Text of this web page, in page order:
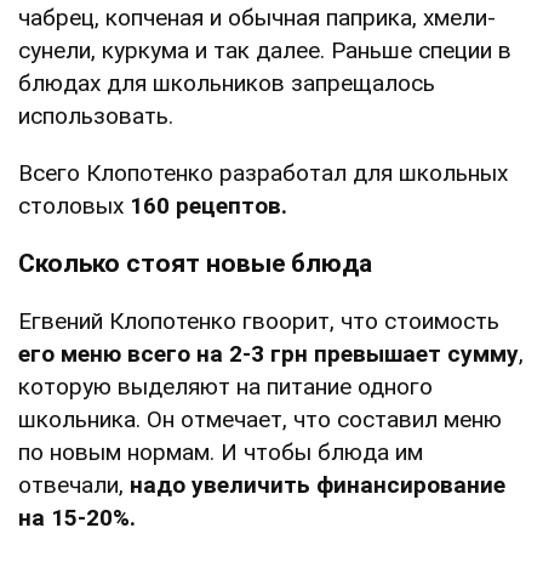
чабрец, копченая и обычная паприка, хмели-
сунели, куркума и так далее. Раньше специи в
блюдах для школьников запрещалось
использовать.
Всего Клопотенко разработал для школьных
столовых 160 рецептов.
Сколько стоят новые блюда
Егвений Клопотенко гвоорит, что стоимость
его меню всего на 2-3 грн превышает сумму,
которую выделяют на питание одного
школьника. Он отмечает, что составил меню
по новым нормам. И чтобы блюда им
отвечали, надо увеличить финансирование
на 15-20%.